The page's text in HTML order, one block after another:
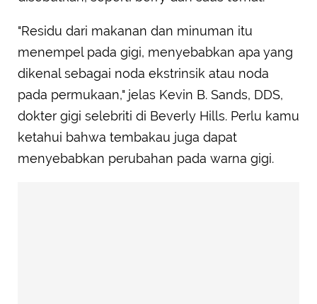
"Residu dari makanan dan minuman itu
menempel pada gigi, menyebabkan apa yang
dikenal sebagai noda ekstrinsik atau noda
pada permukaan," jelas Kevin B. Sands, DDS,
dokter gigi selebriti di Beverly Hills. Perlu kamu
ketahui bahwa tembakau juga dapat
menyebabkan perubahan pada warna gigi.